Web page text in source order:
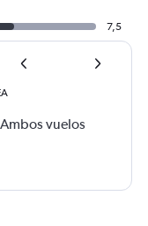
7,5
vuelos